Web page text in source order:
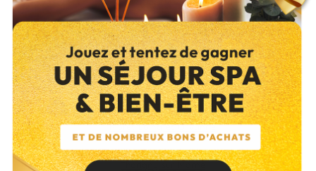
Brie-Comte-Robert
Moissy-Cramayel
Fontainebleau
Noisiel
Coulommiers
Saint-Fargeau-Ponthierry
Montévrain
Lieusaint
Vaires-sur-Marne
Moret-Loing-et-Orvanne
Provins
Vaux-le-Pénil